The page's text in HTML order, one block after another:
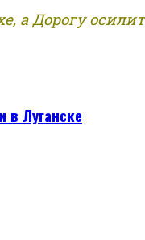
а Дорогу
Луганске